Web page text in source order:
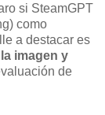
si SteamGPT
como
a destacar es
imagen y
de